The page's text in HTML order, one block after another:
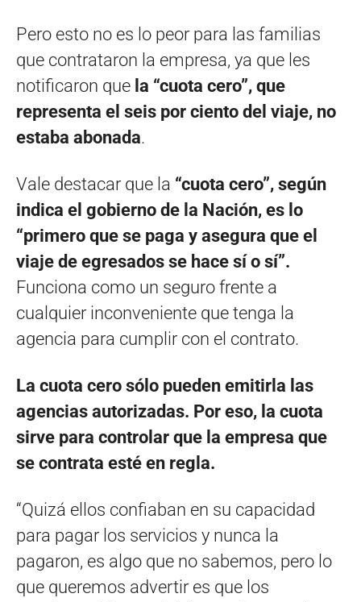
Pero esto no es lo peor para las familias
que contrataron la empresa, ya que les
notificaron que la “cuota cero”, que
representa el seis por ciento del viaje, no
estaba abonada.
Vale destacar que la “cuota cero”, según
indica el gobierno de la Nación, es lo
“primero que se paga y asegura que el
viaje de egresados se hace sí o sí”.
Funciona como un seguro frente a
cualquier inconveniente que tenga la
agencia para cumplir con el contrato.
La cuota cero sólo pueden emitirla las
agencias autorizadas. Por eso, la cuota
sirve para controlar que la empresa que
se contrata esté en regla.
“Quizá ellos confiaban en su capacidad
para pagar los servicios y nunca la
pagaron, es algo que no sabemos, pero lo
que queremos advertir es que los